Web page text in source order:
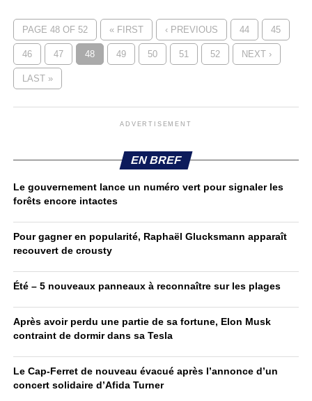
PAGE 48 OF 52 « FIRST ‹ PREVIOUS 44 45
46 47 48 49 50 51 52 NEXT ›
LAST »
ADVERTISEMENT
EN BREF
Le gouvernement lance un numéro vert pour signaler les
forêts encore intactes
Pour gagner en popularité, Raphaël Glucksmann apparaît
recouvert de crousty
Été – 5 nouveaux panneaux à reconnaître sur les plages
Après avoir perdu une partie de sa fortune, Elon Musk
contraint de dormir dans sa Tesla
Le Cap-Ferret de nouveau évacué après l’annonce d’un
concert solidaire d’Afida Turner